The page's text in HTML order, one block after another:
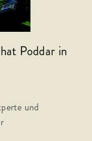
Poddar in
und